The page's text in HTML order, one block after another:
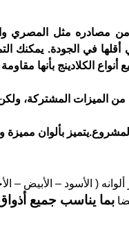
الكلادينج بأنها
الميزات المشتركة، ولكن
( الأسود – الأبيض –
بما يناسب جميع